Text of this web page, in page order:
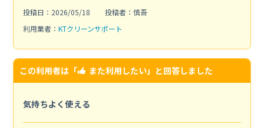
投稿日：2026/05/18
投稿者：慎吾
利用業者： KTクリーンサポート
この利用者は「 また利用したい」と回答しました
気持ちよく使える